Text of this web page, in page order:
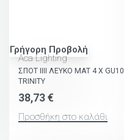
Γρήγορη Προβολή
Aca Lighting
ΣΠΟΤ ΙΙΙΙ ΛΕΥΚΟ ΜΑΤ 4 Χ GU10
TRINITY
38,73€
Προσθήκη στο καλάθι